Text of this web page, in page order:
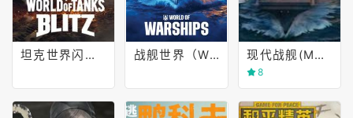
坦克世界闪电战（World of Tanks Blitz） 战舰世界（World of Warships） 现代战舰(MODERN WARSHIPS)
8